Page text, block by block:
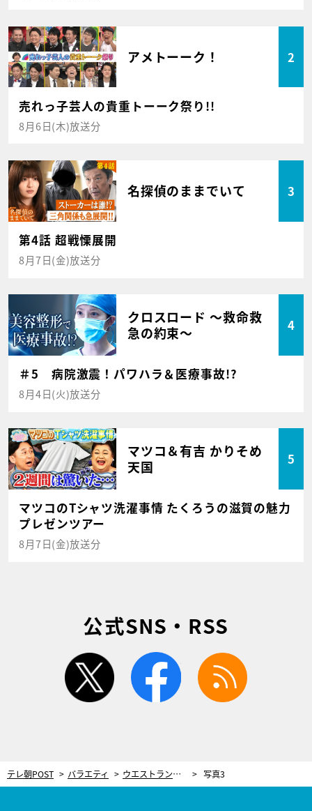
アメトーーク！ 2
売れっ子芸人の貴重トーーク祭り!!
8月6日(木)放送分
名探偵のままでいて 3
第4話 超戦慄展開
8月7日(金)放送分
クロスロード ～救命救
急の約束～
4
＃5 病院激震！パワハラ＆医療事故!?
8月4日(火)放送分
マツコ＆有吉 かりそめ
天国
5
マツコのTシャツ洗濯事情 たくろうの滋賀の魅力
プレゼンツアー
8月7日(金)放送分
公式SNS・RSS
twitter facebook
テレ朝POST バラエティ ウエストランド井口、母から“グッとくる”小包を受け取り「実家に帰りたくなりました」 写真3